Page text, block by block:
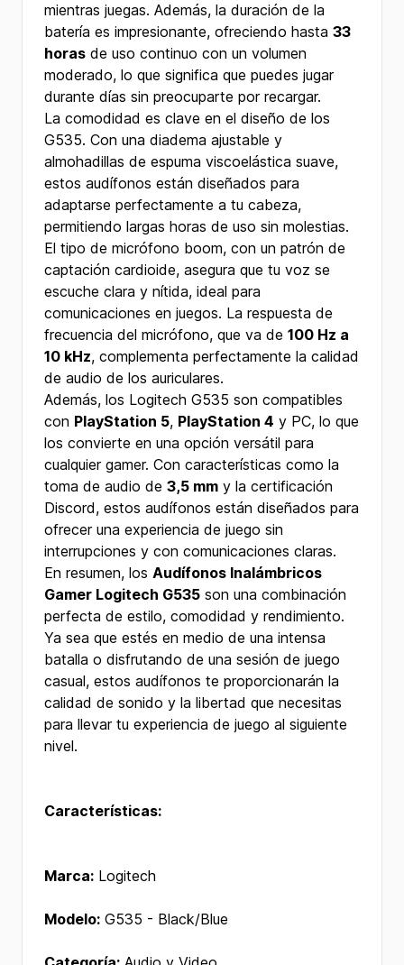
mientras juegas. Además, la duración de la
batería es impresionante, ofreciendo hasta 33
horas de uso continuo con un volumen
moderado, lo que significa que puedes jugar
durante días sin preocuparte por recargar.
La comodidad es clave en el diseño de los
G535. Con una diadema ajustable y
almohadillas de espuma viscoelástica suave,
estos audífonos están diseñados para
adaptarse perfectamente a tu cabeza,
permitiendo largas horas de uso sin molestias.
El tipo de micrófono boom, con un patrón de
captación cardioide, asegura que tu voz se
escuche clara y nítida, ideal para
comunicaciones en juegos. La respuesta de
frecuencia del micrófono, que va de 100 Hz a
10 kHz, complementa perfectamente la calidad
de audio de los auriculares.
Además, los Logitech G535 son compatibles
con PlayStation 5, PlayStation 4 y PC, lo que
los convierte en una opción versátil para
cualquier gamer. Con características como la
toma de audio de 3,5 mm y la certificación
Discord, estos audífonos están diseñados para
ofrecer una experiencia de juego sin
interrupciones y con comunicaciones claras.
En resumen, los Audífonos Inalámbricos
Gamer Logitech G535 son una combinación
perfecta de estilo, comodidad y rendimiento.
Ya sea que estés en medio de una intensa
batalla o disfrutando de una sesión de juego
casual, estos audífonos te proporcionarán la
calidad de sonido y la libertad que necesitas
para llevar tu experiencia de juego al siguiente
nivel.
Características:
Marca: Logitech
Modelo: G535 - Black/Blue